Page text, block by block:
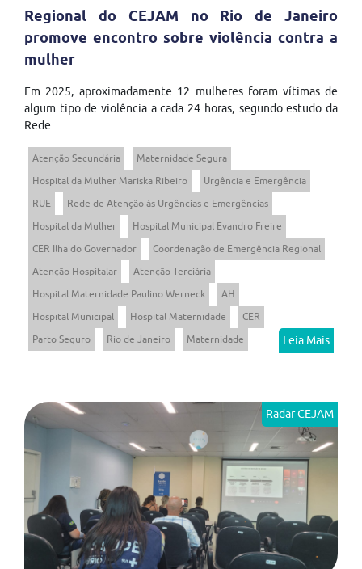
Regional do CEJAM no Rio de Janeiro
promove encontro sobre violência contra a
mulher
Em 2025, aproximadamente 12 mulheres foram vítimas de
algum tipo de violência a cada 24 horas, segundo estudo da
Rede...
Atenção Secundária
Maternidade Segura
Hospital da Mulher Mariska Ribeiro
Urgência e Emergência
RUE
Rede de Atenção às Urgências e Emergências
Hospital da Mulher
Hospital Municipal Evandro Freire
CER Ilha do Governador
Coordenação de Emergência Regional
Atenção Hospitalar
Atenção Terciária
Hospital Maternidade Paulino Werneck
AH
Hospital Municipal
Hospital Maternidade
CER
Parto Seguro
Rio de Janeiro Maternidade Leia Mais
Radar CEJAM